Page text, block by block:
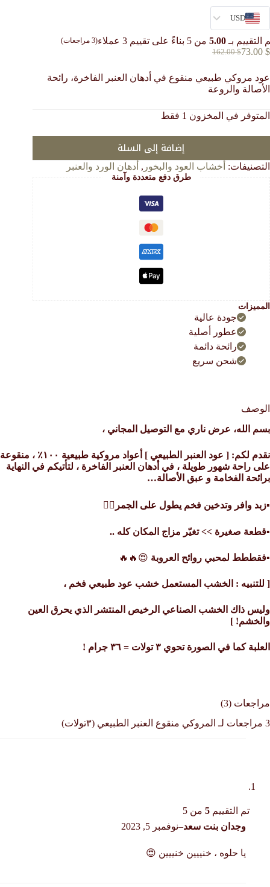
USD
التقييم بـ 5.00من 5 بناءً على تقييم 3عملاء(
3مراجعات)
162.00$
السعر
هو:
162.00 $.
73.00 $
السعر
هو:
73.00 $.
عود مروكي طبيعي منقوع في أدهان العنبر الفاخرة، رائحة
الأصالة والروعة
المتوفر في المخزون 1 فقط
إضافة إلى السلة
التصنيفات: أخشاب العود والبخور , أدهان الورد والعنبر
طرق دفع متعددة وآمنة
المميزات
جودة عالية
عطور أصلية
رائحة دائمة
شحن سريع
الوصف
بسم الله، عرض ناري مع التوصيل المجاني ،
نقدم لكم: [ عود العنبر الطبيعي ] أعواد مروكية طبيعية ١٠٠٪؜ ، منقوعة
على راحة شهور طويلة ، في أدهان العنبر الفاخرة ، لتأتيكم في النهاية
برائحة الفخامة و عبق الأصالة…
▪️زبد وافر وتدخين فخم يطول على الجمر 👌🏼
▪️قطعة صغيرة >> تغيّر مزاج المكان كله ..
▪️فقططط لمحبي روائح العروبة 😍🔥🔥
[ للتنبيه : الخشب المستعمل خشب عود طبيعي فخم ،
وليس ذاك الخشب الصناعي الرخيص المنتشر الذي يحرق العين
والخشم! ]
العلبة كما في الصورة تحوي ٣ تولات = ٣٦ جرام !
مراجعات (3)
3 مراجعات لـ
المروكي منقوع العنبر الطبيعي (٣تولات)
تم التقييم 5من 5
وجدان بنت سعد–نوفمبر 5, 2023
يا حلوه ، خنييين خنييين 😍